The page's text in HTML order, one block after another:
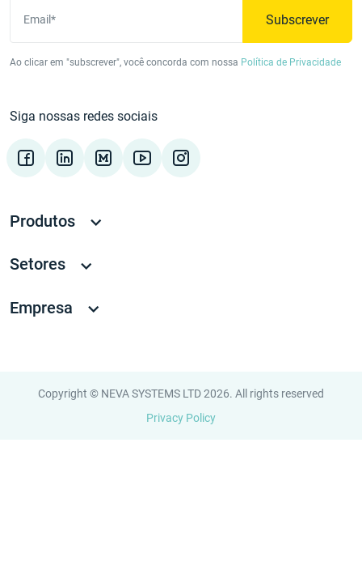
Email* Subscrever
Ao clicar em "subscrever", você concorda com nossa Política de Privacidade
Siga nossas redes sociais
Produtos
Setores
Empresa
Copyright © NEVA SYSTEMS LTD 2026. All rights reserved
Privacy Policy